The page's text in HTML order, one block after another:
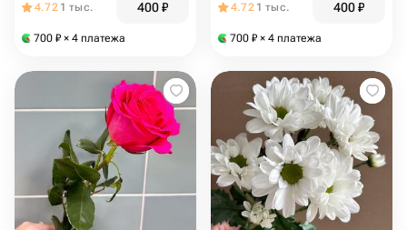
4.72 1 тыс. 400₽
700 ₽ × 4 платежа
4.72 1 тыс. 400₽
700 ₽ × 4 платежа